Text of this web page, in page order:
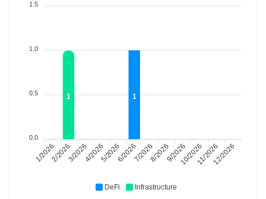
DeFi Infrastructure
1/20262/20263/20264/20265/20266/20267/20268/20269/202610/202611/202612/2026
1
1
1.5
1.0
0.5
0.0